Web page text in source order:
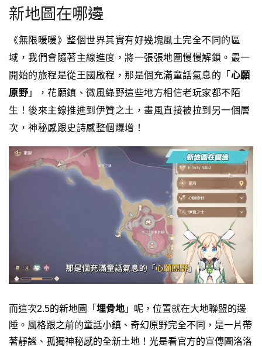
新地圖在哪邊
《無限暖暖》整個世界其實有好幾塊風土完全不同的區
域，我們會隨著主線進度，將一張張地圖慢慢解鎖。最一
開始的旅程是從王國啟程，那是個充滿童話氣息的「 心願
原野」，花願鎮、微風綠野這些地方相信老玩家都不陌
生！後來主線推進到伊贊之土，畫風直接被拉到另一個層
次，神秘感跟史詩感整個爆增！
而這次2.5的新地圖「 埋骨地 」呢，位置就在大地聯盟的邊
陲。風格跟之前的童話小鎮、奇幻原野完全不同，是一片帶
著靜謐、孤獨神秘感的全新土地！光是看官方的宣傳圖洛洛